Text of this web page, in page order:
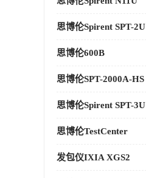
思博伦Spirent SPT-2U
思博伦600B
思博伦SPT-2000A-HS
思博伦Spirent SPT-3U
思博伦TestCenter
发包仪IXIA XGS2